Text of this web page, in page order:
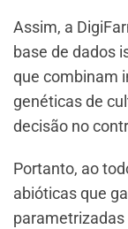
Assim, a
base de dados
que combinam
genéticas de
decisão no
Portanto, ao
abióticas que
parametrizadas